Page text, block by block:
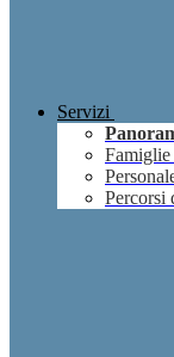
Servizi
Famiglie
Percorsi